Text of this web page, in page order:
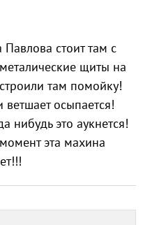
стоит там с
щиты на
там помойку!
осыпается!
нибудь это аукнется!
эта махина